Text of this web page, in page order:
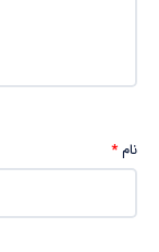
نام*